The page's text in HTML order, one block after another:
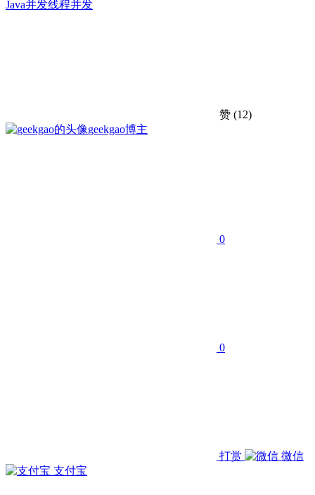
Java并发线程并发
赞 (12)
geekgao博主
0
0
打赏
微信
支付宝